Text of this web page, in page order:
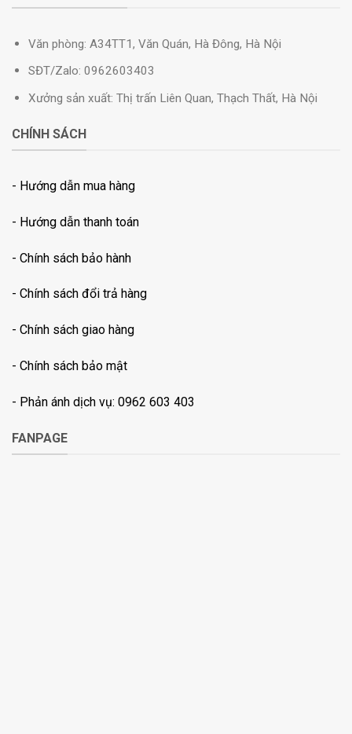
Văn phòng: A34TT1, Văn Quán, Hà Đông, Hà Nội
SĐT/Zalo: 0962603403
Xưởng sản xuất: Thị trấn Liên Quan, Thạch Thất, Hà Nội
CHÍNH SÁCH
- Hướng dẫn mua hàng
- Hướng dẫn thanh toán
- Chính sách bảo hành
- Chính sách đổi trả hàng
- Chính sách giao hàng
- Chính sách bảo mật
- Phản ánh dịch vụ: 0962 603 403
FANPAGE